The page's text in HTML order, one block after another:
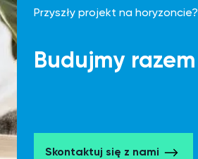
Przyszły projekt na horyzoncie?
Budujmy razem
Skontaktuj się z nami